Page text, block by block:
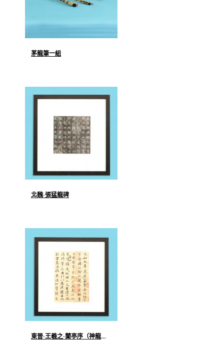
茅龍筆一組
北魏·張猛龍碑
東晉·王羲之·蘭亭序（神龍本）